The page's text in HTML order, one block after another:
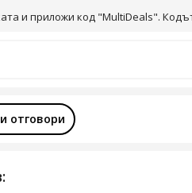
и приложи код "MultiDeals".
отговори